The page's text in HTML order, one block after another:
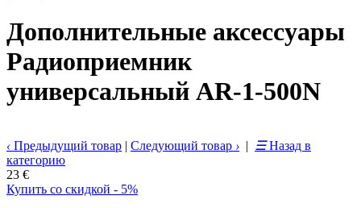
Дополнительные аксессуары
Радиоприемник
универсальный AR-1-500N
‹ Предыдущий товар | Следующий товар › | ☰Назад в
категорию
23 €
Купить со скидкой - 5%